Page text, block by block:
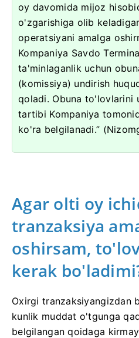
oy davomida mijoz
o'zgarishiga olib
operatsiyani amalga
Kompaniya Savdo
ta'minlaganlik uchun
(komissiya) undirish
qoladi. Obuna to'lovlarini
tartibi Kompaniya
ko'ra belgilanadi.”
Agar olti oy
tranzaksiya
oshirsam,
kerak
Oxirgi tranzaksiyangizdan
kunlik muddat o'tgunga
belgilangan qoidaga